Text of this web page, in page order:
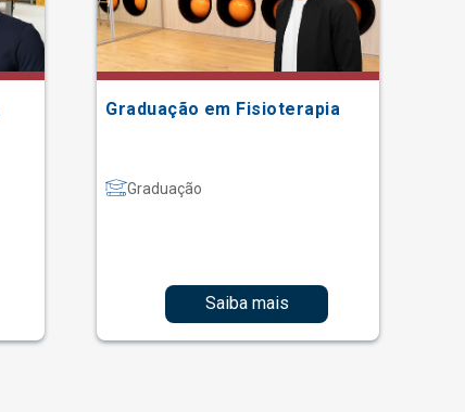
Graduação em Fisioterapia
Graduação
Saiba mais